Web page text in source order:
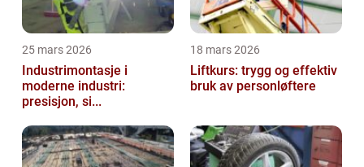
25 mars 2026
Industrimontasje i
moderne industri:
presisjon, si...
18 mars 2026
Liftkurs: trygg og effektiv
bruk av personløftere